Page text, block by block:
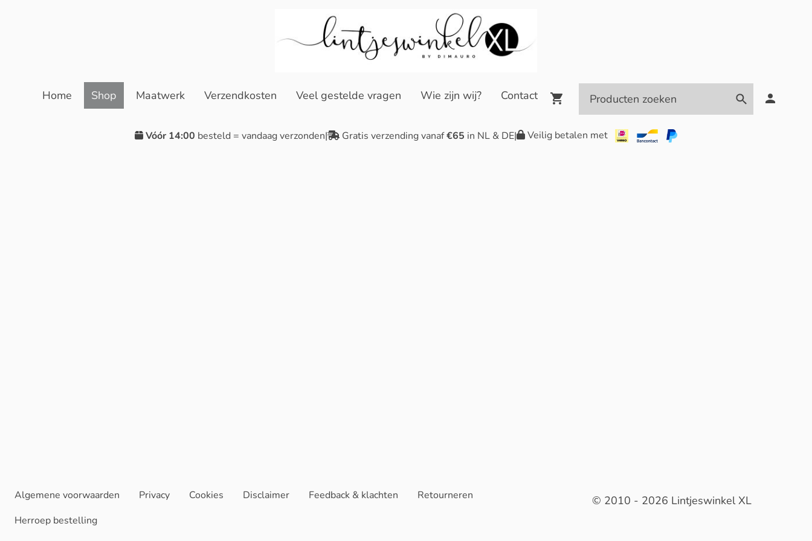
Home Shop Maatwerk Verzendkosten Veel gestelde vragen Wie zijn wij? Contact
Vóór 14:00 besteld = vandaag verzonden| Gratis verzending vanaf€65 in NL & DE| Veilig betalen met
Algemene voorwaarden Privacy Cookies Disclaimer Feedback & klachten
Retourneren
Herroep bestelling
© 2010 - 2026 Lintjeswinkel XL